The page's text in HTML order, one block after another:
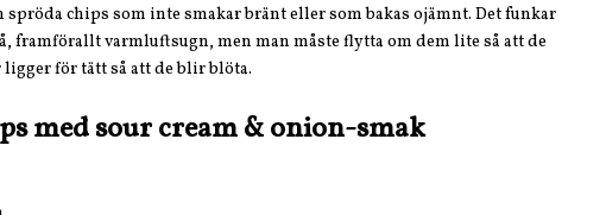
spröda chips som inte smakar bränt eller som bakas ojämnt. Det funkar
framförallt varmluftsugn, men man måste flytta om dem lite så att de
för tätt så att de blir blöta.
med sour cream & onion-smak